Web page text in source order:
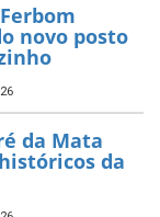
novo posto
da Mata
da